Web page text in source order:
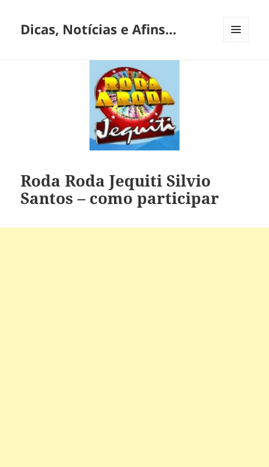
Dicas, Notícias e Afins…
Roda Roda Jequiti Silvio
Santos – como participar